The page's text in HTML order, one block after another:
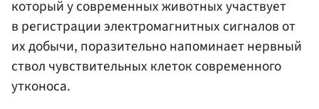
который у современных животных участвует
в регистрации электромагнитных сигналов от
их добычи, поразительно напоминает нервный
ствол чувствительных клеток современного
утконоса.